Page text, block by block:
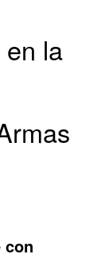
la
con